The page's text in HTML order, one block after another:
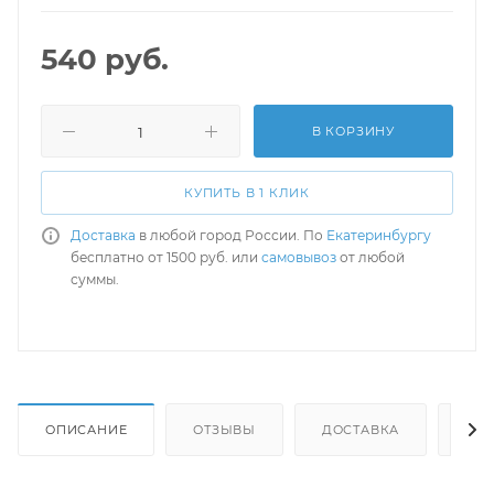
540 руб.
В КОРЗИНУ
КУПИТЬ В 1 КЛИК
Доставка в любой город России. По Екатеринбургу
бесплатно от 1500 руб. или самовывоз от любой
суммы.
ОПИСАНИЕ ОТЗЫВЫ ДОСТАВКА